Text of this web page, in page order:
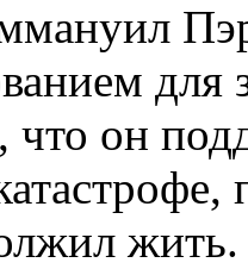
для
он
жить.